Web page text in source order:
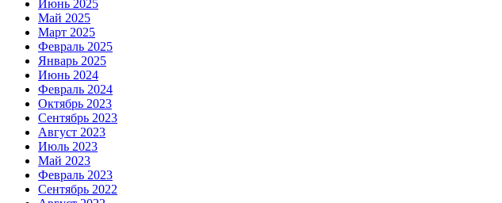
Июнь 2025
Май 2025
Март 2025
Февраль 2025
Январь 2025
Июнь 2024
Февраль 2024
Октябрь 2023
Сентябрь 2023
Август 2023
Июль 2023
Май 2023
Февраль 2023
Сентябрь 2022